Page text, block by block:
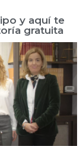
y aquí te
gratuita